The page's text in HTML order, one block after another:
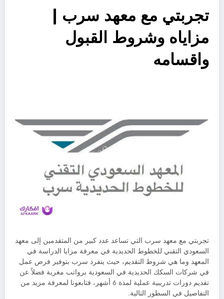
تجربتي مع معهد سرب |
مزاياه وشروط القبول
واقسامه
تجربتي مع معهد سرب التي تساعد عدد كبير من المتقدمين إلى معهد
السعودي التقني للخطوط الحديدية في معرفة مزايا الدراسة في
المعهد وما هي شروط التقديم، حيث ينفرد سرب بتوفير فرص عمل
في شركات السكك الحديدية في السعودية برواتب مغرية فضلاً عن
تقديم دورات تدريبية عملية لمدة 6 أشهر، فتابعونا لمعرفة مزيد من
التفاصيل في السطور التالية.